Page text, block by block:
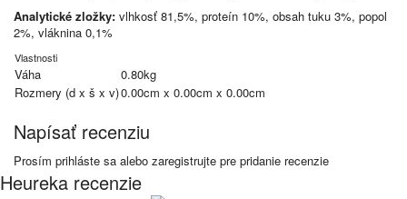
Analytické zložky: vlhkosť 81,5%, proteín 10%, obsah tuku 3%, popol
2%, vláknina 0,1%
Vlastnosti
Váha
0.80kg
Rozmery (d x š x v)0.00cm x 0.00cm x 0.00cm
Napísať recenziu
Prosím prihláste sa alebo zaregistrujte pre pridanie recenzie
Heureka recenzie